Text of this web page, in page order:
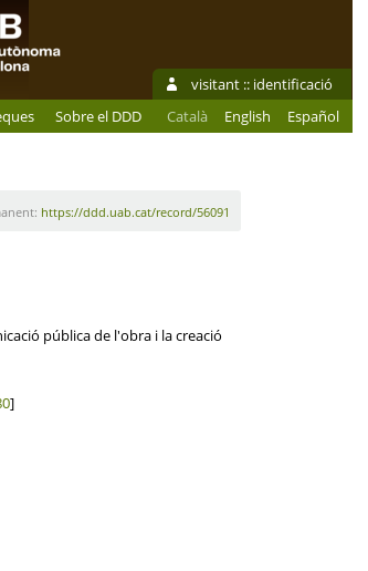
visitant :: identificació
Sobre el DDD Català English Español
https://ddd.uab.cat/record/56091
pública de l'obra i la creació
]